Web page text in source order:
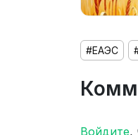
#ЕАЭС
Войдите,